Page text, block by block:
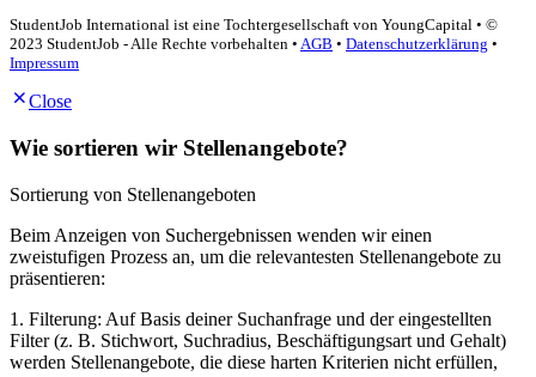
StudentJob International ist eine Tochtergesellschaft von YoungCapital • ©
2023 StudentJob - Alle Rechte vorbehalten • AGB • Datenschutzerklärung •
Impressum
Close
Wie sortieren wir Stellenangebote?
Sortierung von Stellenangeboten
Beim Anzeigen von Suchergebnissen wenden wir einen
zweistufigen Prozess an, um die relevantesten Stellenangebote zu
präsentieren:
1. Filterung: Auf Basis deiner Suchanfrage und der eingestellten
Filter (z. B. Stichwort, Suchradius, Beschäftigungsart und Gehalt)
werden Stellenangebote, die diese harten Kriterien nicht erfüllen,